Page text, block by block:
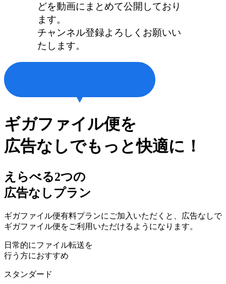
どを動画にまとめて公開しており
ます。
チャンネル登録よろしくお願いい
たします。
ギガファイル便を
広告なしでもっと快適に！
えらべる2つの
広告なしプラン
ギガファイル便有料プランにご加入いただくと、広告なしで
ギガファイル便をご利用いただけるようになります。
日常的にファイル転送を
行う方におすすめ
スタンダード